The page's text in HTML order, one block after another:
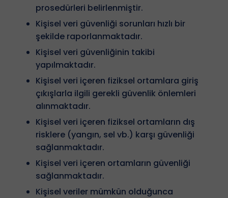
prosedürleri belirlenmiştir.
Kişisel veri güvenliği sorunları hızlı bir
şekilde raporlanmaktadır.
Kişisel veri güvenliğinin takibi
yapılmaktadır.
Kişisel veri içeren fiziksel ortamlara giriş
çıkışlarla ilgili gerekli güvenlik önlemleri
alınmaktadır.
Kişisel veri içeren fiziksel ortamların dış
risklere (yangın, sel vb.) karşı güvenliği
sağlanmaktadır.
Kişisel veri içeren ortamların güvenliği
sağlanmaktadır.
Kişisel veriler mümkün olduğunca